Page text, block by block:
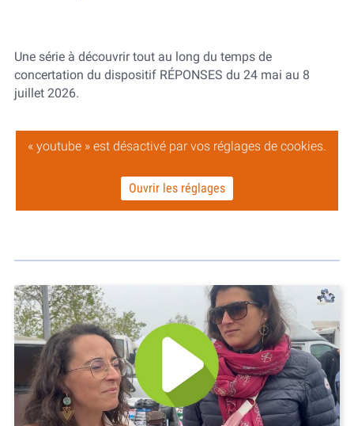
Une série à découvrir tout au long du temps de
concertation du dispositif RÉPONSES du 24 mai au 8
juillet 2026.
« youtube » est désactivé par vos réglages de cookies.
Ouvrir les réglages